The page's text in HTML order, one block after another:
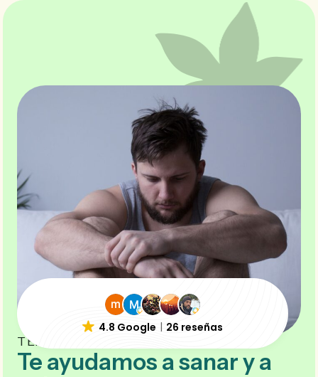
TERAPIA ONLINE PARA RUPTURAS
Te ayudamos a sanar y a
4.8 Google 26 reseñas